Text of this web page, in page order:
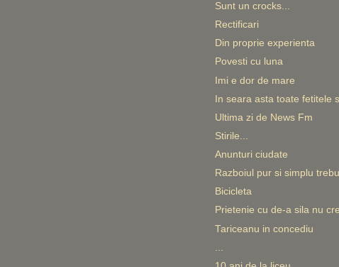
Sunt un crocks...
Rectificari
Din proprie experienta
Povesti cu luna
Imi e dor de mare
In seara asta toate fetitele
Ultima zi de News Fm
Stirile...
Anunturi ciudate
Razboiul pur si simplu
Bicicleta
Prietenie cu de-a sila nu
Tariceanu in concediu